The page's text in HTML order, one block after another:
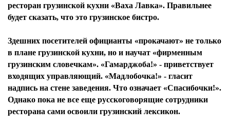
ресторан грузинской кухни «Ваха Лавка». Правильнее
будет сказать, что это грузинское бистро.
Здешних посетителей официанты «прокачают» не только
в плане грузинской кухни, но и научат «фирменным
грузинским словечкам». «Гамарджоба!» - приветствует
входящих управляющий. «Мадлобочка!» - гласит
надпись на стене заведения. Что означает «Спасибочки!».
Однако пока не все еще русскоговорящие сотрудники
ресторана сами освоили грузинский лексикон.